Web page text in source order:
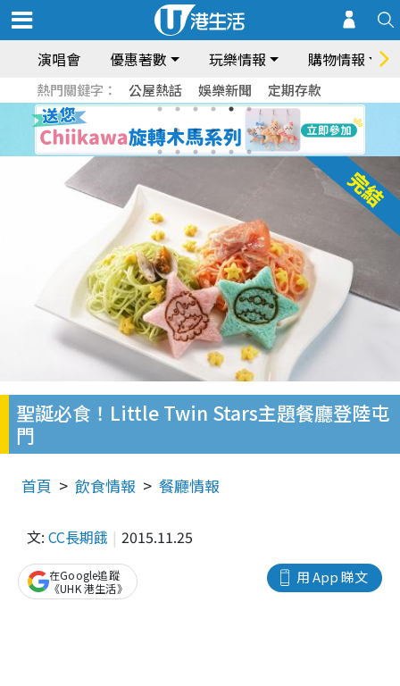
演唱會 優惠著數 玩樂情報 購物情報
熱門關鍵字： 公屋熱話 娛樂新聞 定期存款
聖誕必食！Little Twin Stars主題餐廳登陸屯
門
首頁 飲食情報 餐廳情報
文: CC長期餓 2015.11.25
用 App 睇文
在Google追蹤
《UHK 港生活》